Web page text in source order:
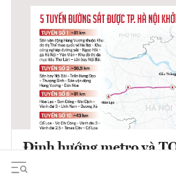
Định hướng metro và
trong phát triển đô thị